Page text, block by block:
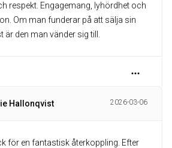
respekt. Engagemang, lyhördhet och
Om man funderar på att sälja sin
den man vänder sig till.
Hallonqvist 2026-03-06
för en fantastisk återkoppling. Efter